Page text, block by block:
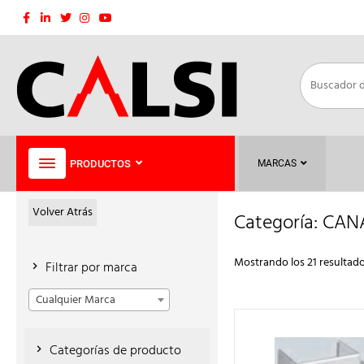
Saltar
PRODUCTOS MARCAS
Categoría:
Mostrando los 21
Volver Atrás
Filtrar por marca
Cualquier Marca
Categorías de producto